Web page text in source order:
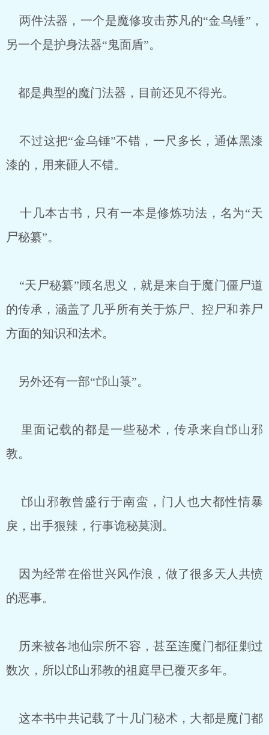
两件法器，一个是魔修攻击苏凡的“金乌锤”，
另一个是护身法器“鬼面盾”。
都是典型的魔门法器，目前还见不得光。
不过这把“金乌锤”不错，一尺多长，通体黑漆
漆的，用来砸人不错。
十几本古书，只有一本是修炼功法，名为“天
尸秘纂”。
“天尸秘纂”顾名思义，就是来自于魔门僵尸道
的传承，涵盖了几乎所有关于炼尸、控尸和养尸
方面的知识和法术。
另外还有一部“邙山箓”。
里面记载的都是一些秘术，传承来自邙山邪
教。
邙山邪教曾盛行于南蛮，门人也大都性情暴
戾，出手狠辣，行事诡秘莫测。
因为经常在俗世兴风作浪，做了很多天人共愤
的恶事。
历来被各地仙宗所不容，甚至连魔门都征剿过
数次，所以邙山邪教的祖庭早已覆灭多年。
这本书中共记载了十几门秘术，大都是魔门都